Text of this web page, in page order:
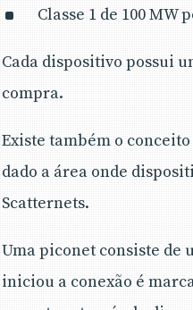
Classe 1 de 100 MW
Cada dispositivo possui
compra.
Existe também o
dado a área onde
Scatternets.
Uma piconet consiste de
iniciou a conexão é